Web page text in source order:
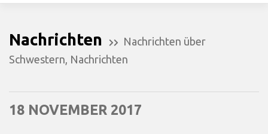
Nachrichten
Nachrichten über
Schwestern Nachrichten
18 NOVEMBER 2017